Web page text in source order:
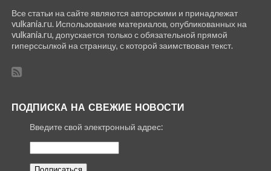
Все статьи на сайте являются авторскими и принадлежат
vulkania.ru. Использование материалов, опубликованных на
vulkania.ru, допускается только с обязательной прямой
гиперссылкой на страницу, с которой заимствован текст.
ПОДПИСКА НА СВЕЖИЕ НОВОСТИ
Введите свой электронный адрес: